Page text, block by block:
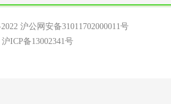
沪公网安备31011702000011号
沪ICP备13002341号